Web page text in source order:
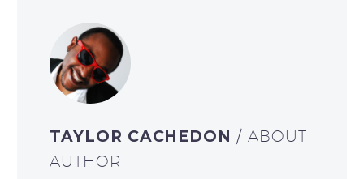
TAYLOR CACHEDON/ ABOUT
AUTHOR